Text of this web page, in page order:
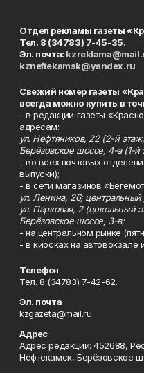
Отдел рекламы газеты
Тел. 8 (34783) 7-45-35.
Эл. почта:
kzneftekamsk@yandex.ru
Свежий номер газеты
всегда можно купить в
- в редакции газеты
адресам:
ул. Нефтяников, 22 (2-й
Берёзовское шоссе, 4-а (1-й
- во всех почтовых
выпуски);
- в сети магазинов
ул. Ленина, 26;
ул. Парковая, 2 (цокольный
Берёзовское шоссе, 3-в;
- на центральном рынке
- в киосках на
Телефон
Тел. 8 (34783) 7-42-62.
Эл. почта
kzgazeta@mail.ru
Адрес
Адрес редакции: 452688,
Нефтекамск, Берёзовское